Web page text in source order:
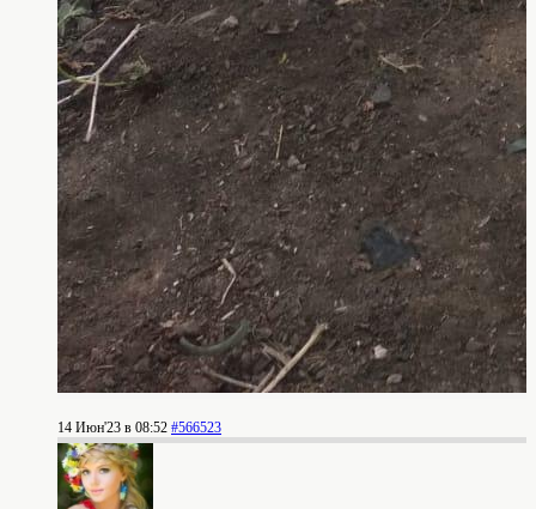
14 Июн'23 в 08:52 #566523